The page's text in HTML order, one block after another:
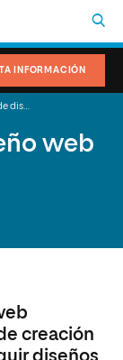
INFORMACIÓN
web
creación
diseños